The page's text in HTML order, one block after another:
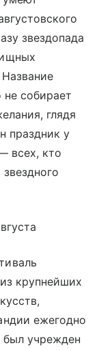
звездопада
не собирает
глядя
праздник у
всех, кто
крупнейших
ежегодно
был учрежден